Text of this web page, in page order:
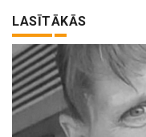
LASĪTĀKĀS